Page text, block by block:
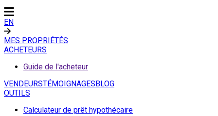
EN
MES PROPRIÉTÉS
ACHETEURS
Guide de l'acheteur
VENDEURSTÉMOIGNAGESBLOG
OUTILS
Calculateur de prêt hypothécaire